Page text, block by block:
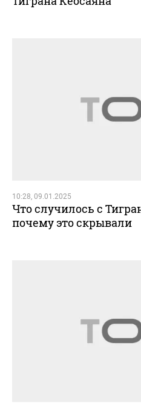
10:28, 09.01.2025
Что случилось с
почему это скрывали